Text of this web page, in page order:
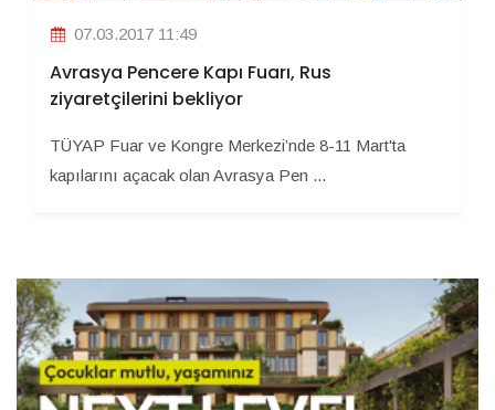
07.03.2017 11:49
Avrasya Pencere Kapı Fuarı, Rus
ziyaretçilerini bekliyor
TÜYAP Fuar ve Kongre Merkezi’nde 8-11 Mart'ta
kapılarını açacak olan Avrasya Pen ...